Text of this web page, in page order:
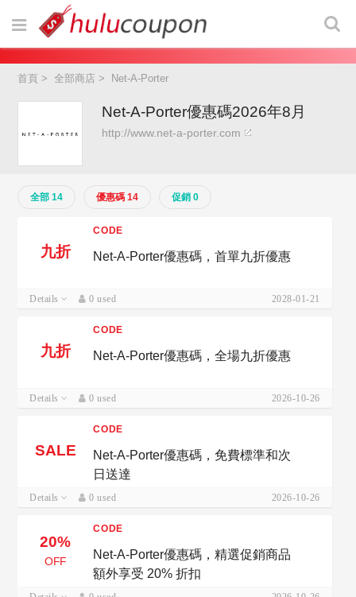
首頁 >全部商店 > Net-A-Porter
Net-A-Porter優惠碼2026年8月
http://www.net-a-porter.com
全部 14 優惠碼 14 促銷 0
九折
CODE
Net-A-Porter優惠碼，首單九折優惠
Details 0 used 2028-01-21
九折
CODE
Net-A-Porter優惠碼，全場九折優惠
Details 0 used 2026-10-26
SALE
CODE
Net-A-Porter優惠碼，免費標準和次
日送達
Details 0 used 2026-10-26
20%
OFF
CODE
Net-A-Porter優惠碼，精選促銷商品
額外享受 20% 折扣